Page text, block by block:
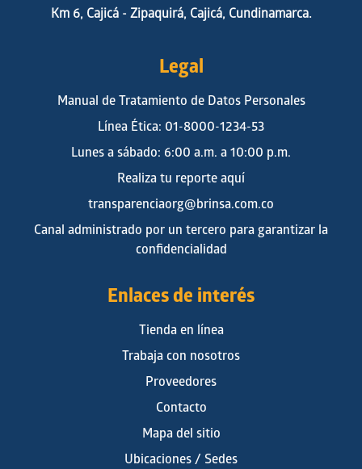
Km 6, Cajicá - Zipaquirá, Cajicá, Cundinamarca.
Legal
Manual de Tratamiento de Datos Personales
Línea Ética: 01-8000-1234-53
Lunes a sábado: 6:00 a.m. a 10:00 p.m.
Realiza tu reporte aquí
transparenciaorg@brinsa.com.co
Canal administrado por un tercero para garantizar la
confidencialidad
Enlaces de interés
Tienda en línea
Trabaja con nosotros
Proveedores
Contacto
Mapa del sitio
Ubicaciones / Sedes